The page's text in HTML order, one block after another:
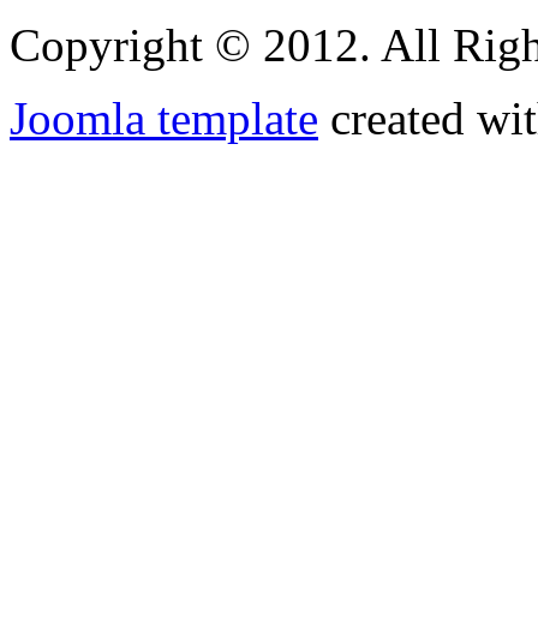
Copyright © 2012. All
Joomla template created